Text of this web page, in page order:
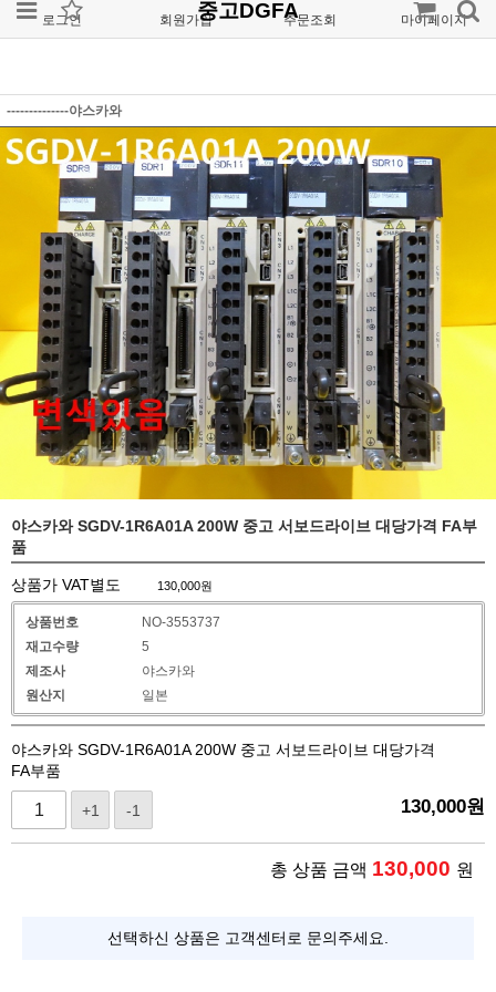
로그인 회원가입 주문조회 마이페이지
중고DGFA
--------------야스카와
야스카와 SGDV-1R6A01A 200W 중고 서보드라이브 대당가격 FA부
품
상품가 VAT별도 130,000원
상품번호
NO-3553737
재고수량
5
제조사
야스카와
원산지
일본
야스카와 SGDV-1R6A01A 200W 중고 서보드라이브 대당가격
FA부품
+1 -1 130,000원
총 상품 금액 130,000 원
선택하신 상품은 고객센터로 문의주세요.